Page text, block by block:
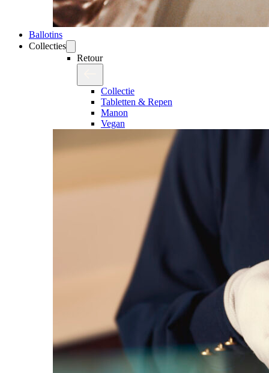
Ballotins
Collecties
Retour
Collectie
Tabletten & Repen
Manon
Vegan